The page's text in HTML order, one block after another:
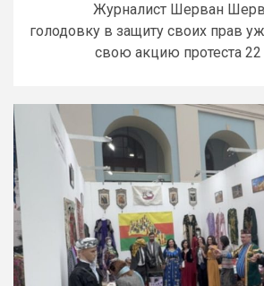
Журналист Шерван
голодовку в защиту своих прав
свою акцию протеста 22